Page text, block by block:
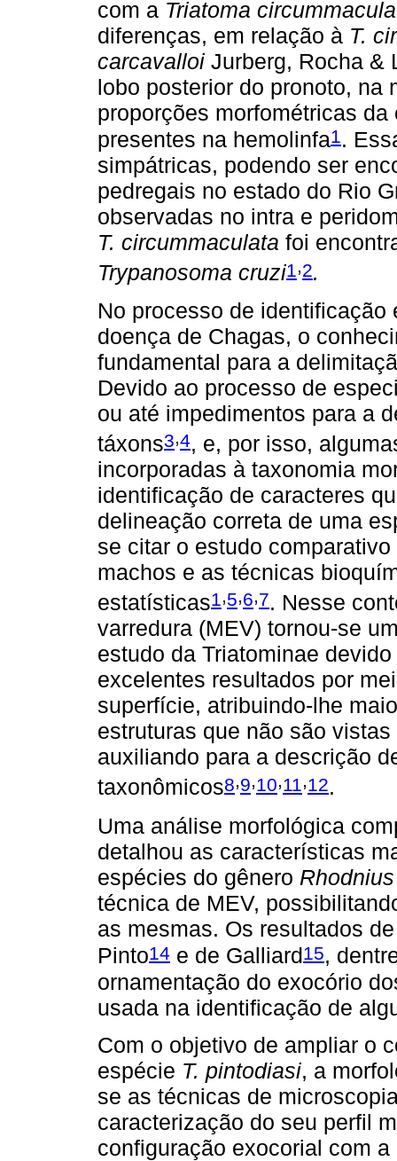
com a Triatoma
diferenças, em relação à T.
carcavalloi Jurberg, Rocha &
lobo posterior do pronoto, na
proporções morfométricas
presentes na hemolinfa1.
simpátricas, podendo ser
pedregais no estado do Rio
observadas no intra e
T. circummaculata foi
Trypanosoma cruzi1 ,2.
No processo de
doença de Chagas, o
fundamental para a
Devido ao processo de
ou até impedimentos para a
táxons3,4, e, por isso,
incorporadas à taxonomia
identificação de caracteres
delineação correta de uma
se citar o estudo
machos e as técnicas
estatísticas1,5,6,7. Nesse
varredura (MEV) tornou-se
estudo da Triatominae
excelentes resultados por
superfície, atribuindo-lhe
estruturas que não são
auxiliando para a descrição
taxonômicos8,9,10,11 ,12.
Uma análise morfológica
detalhou as características
espécies do gênero Rhodnius
técnica de MEV,
as mesmas. Os resultados
Pinto14 e de Galliard15,
ornamentação do exocório
usada na identificação de
Com o objetivo de ampliar o
espécie T. pintodiasi, a
se as técnicas de
caracterização do seu perfil
configuração exocorial com a